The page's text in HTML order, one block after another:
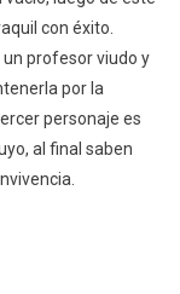
con éxito.
un profesor viudo y
por la
personaje es
al final saben